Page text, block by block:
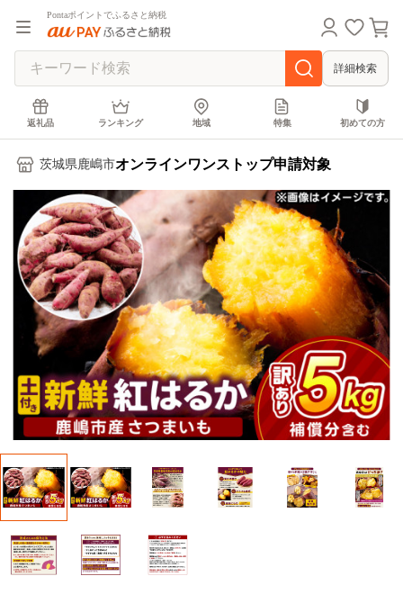
Pontaポイントでふるさと納税
詳細検索
返礼品 ランキング 地域 特集 初めての方
茨城県鹿嶋市オンラインワンストップ申請対象